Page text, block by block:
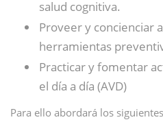
salud cognitiva.
Proveer y concienciar
herramientas
Practicar y fomentar
el día a día (AVD)
Para ello abordará los siguientes